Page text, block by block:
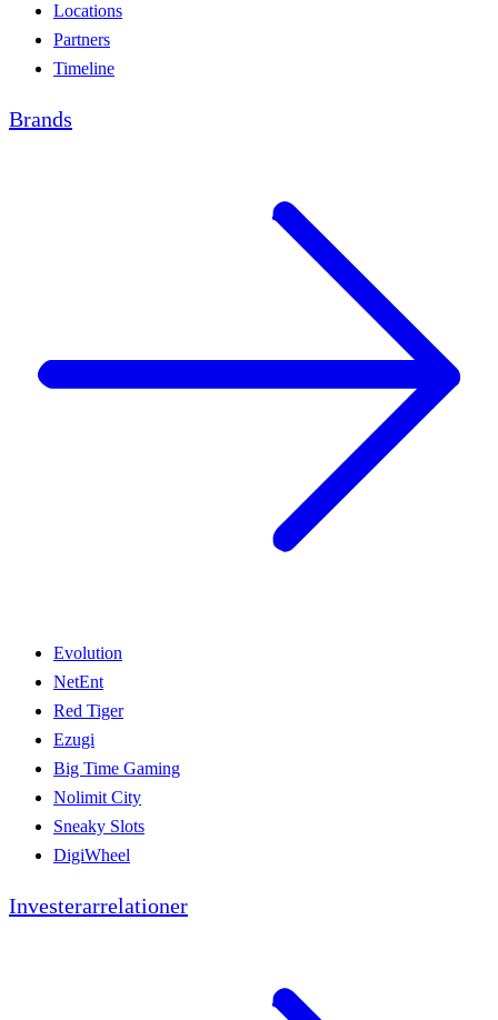
Locations
Partners
Timeline
Brands
Evolution
NetEnt
Red Tiger
Ezugi
Big Time Gaming
Nolimit City
Sneaky Slots
DigiWheel
Investerarrelationer